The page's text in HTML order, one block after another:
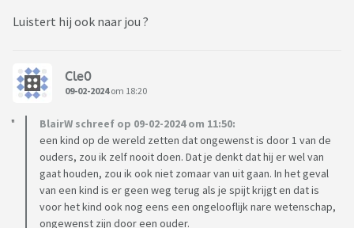
Luistert hij ook naar jou ?
Cle0
09-02-2024om 18:20
BlairW schreef op 09-02-2024 om 11:50:
een kind op de wereld zetten dat ongewenst is door 1 van de
ouders, zou ik zelf nooit doen. Dat je denkt dat hij er wel van
gaat houden, zou ik ook niet zomaar van uit gaan. In het geval
van een kind is er geen weg terug als je spijt krijgt en dat is
voor het kind ook nog eens een ongelooflijk nare wetenschap,
ongewenst zijn door een ouder.